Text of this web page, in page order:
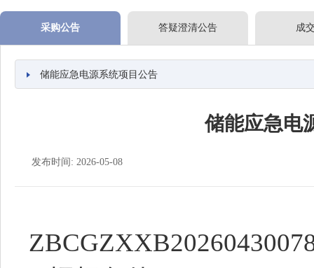
采购公告 答疑澄清公告 成
储能应急电源系统项目公告
储能应急电
发布时间: 2026-05-08